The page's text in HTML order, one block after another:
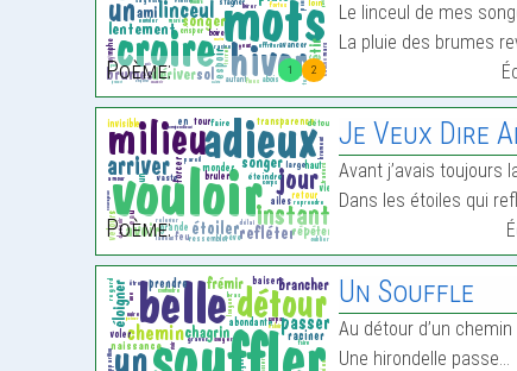
1 2
Poème:
Le linceul de mes
La pluie des brumes
Poème:
Je Veux Dire
Avant j’avais toujours
Dans les étoiles qui
Un Souffle
Au détour d’un chemin
Une hirondelle passe…